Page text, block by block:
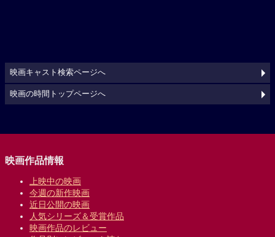
映画キャスト検索ページへ
映画の時間トップページへ
映画作品情報
上映中の映画
今週の新作映画
近日公開の映画
人気シリーズ＆受賞作品
映画作品のレビュー